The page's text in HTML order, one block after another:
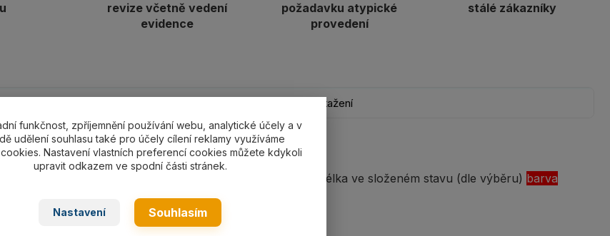
revize včetně vedení
evidence
požadavku atypické
provedení
stálé zákazníky
Ke stažení
smyčka PES typ nosnost 5000kg/L1=užitná délka ve složeném stavu (dle výběru) barva
kg
funkčnost, zpříjemnění používání webu, analytické účely a v
udělení souhlasu také pro účely cílení reklamy využíváme
Nastavení vlastních preferencí cookies můžete kdykoli
upravit odkazem ve spodní části stránek.
Nastavení Souhlasím